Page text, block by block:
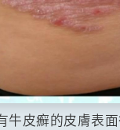
牛皮癬的皮膚表